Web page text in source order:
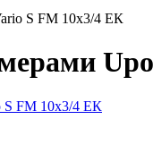
S FM 10х3/4 ЕК